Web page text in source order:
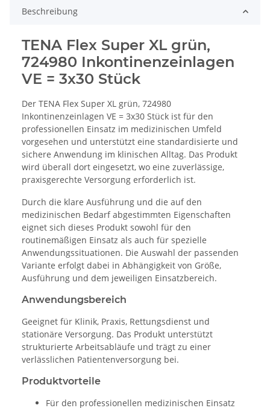
Beschreibung
TENA Flex Super XL grün,
724980 Inkontinenzeinlagen
VE = 3x30 Stück
Der TENA Flex Super XL grün, 724980
Inkontinenzeinlagen VE = 3x30 Stück ist für den
professionellen Einsatz im medizinischen Umfeld
vorgesehen und unterstützt eine standardisierte und
sichere Anwendung im klinischen Alltag. Das Produkt
wird überall dort eingesetzt, wo eine zuverlässige,
praxisgerechte Versorgung erforderlich ist.
Durch die klare Ausführung und die auf den
medizinischen Bedarf abgestimmten Eigenschaften
eignet sich dieses Produkt sowohl für den
routinemäßigen Einsatz als auch für spezielle
Anwendungssituationen. Die Auswahl der passenden
Variante erfolgt dabei in Abhängigkeit von Größe,
Ausführung und dem jeweiligen Einsatzbereich.
Anwendungsbereich
Geeignet für Klinik, Praxis, Rettungsdienst und
stationäre Versorgung. Das Produkt unterstützt
strukturierte Arbeitsabläufe und trägt zu einer
verlässlichen Patientenversorgung bei.
Produktvorteile
Für den professionellen medizinischen Einsatz